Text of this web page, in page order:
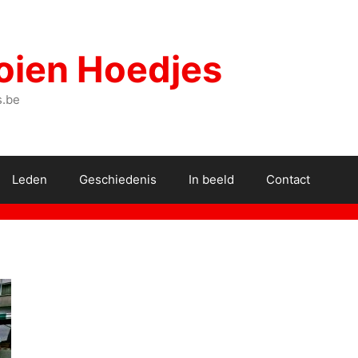
Hoedjes
Leden Geschiedenis In beeld Contact